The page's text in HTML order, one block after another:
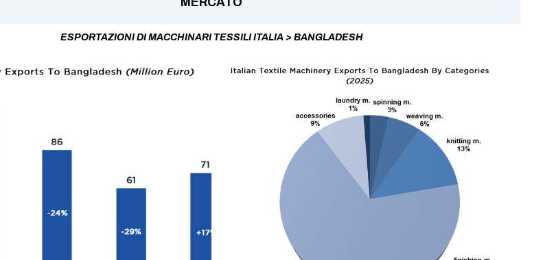
ESPORTAZIONI DI MACCHINARI TESSILI ITALIA > BANGLADESH